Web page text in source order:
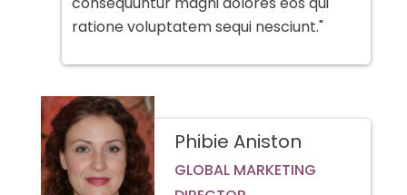
ratione voluptatem sequi nesciunt."
Phibie Aniston
GLOBAL MARKETING